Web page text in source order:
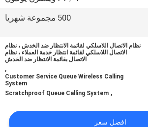
500 مجموعة شهريا
نظام الاتصال اللاسلكي لقائمة الانتظار ضد الخدش ، نظام
الاتصال اللاسلكي لقائمة انتظار خدمة العملاء ، نظام
الاتصال بقائمة الانتظار ضد الخدش
,
Customer Service Queue Wireless Calling
System
,
Scratchproof Queue Calling System
افضل سعر